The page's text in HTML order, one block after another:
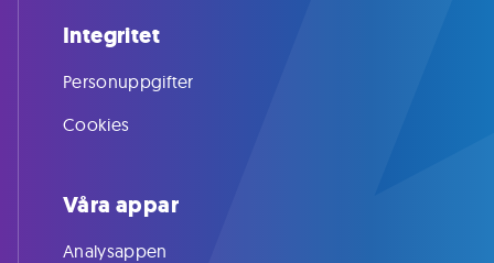
Integritet
Personuppgifter
Cookies
Våra appar
Analysappen